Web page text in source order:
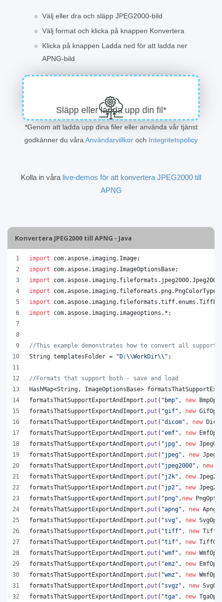
Välj eller dra och släpp JPEG2000-bild
Välj format och klicka på knappen Konvertera
Klicka på knappen Ladda ned för att ladda ner
APNG-bild
Släpp eller ladda upp din fil*
*Genom att ladda upp dina filer eller använda vår tjänst
godkänner du våra Användarvillkor och Integritetspolicy
Kolla in våra live-demos för att konvertera JPEG2000 till
APNG
Konvertera JPEG2000 till APNG - Java
import com.aspose. imaging. Image;
import
com.aspose. imaging. ImageOptionsBase;
import
com.aspose. imaging. fileformats . jpeg2000.
import
com.aspose. imaging. fileformats . png. PngColorType
import
com.aspose. imaging. fileformats .tiff.enums .
import
com.aspose. imaging. imageoptions .*;
//This example demonstrates how to convert all
String templatesFolder = "D:\\WorkDir\\ " ;
//Formats that support both - save and load
HashMap<String , ImageOptionsBase>
formatsThatSupportExportAndImport . put ( "bmp" , new
formatsThatSupportExportAndImport . put ( "gif" , new
formatsThatSupportExportAndImport . put ( "dicom" , new
formatsThatSupportExportAndImport . put ( "emf" , new
formatsThatSupportExportAndImport . put ( "jpg" , new
formatsThatSupportExportAndImport . put ( "jpeg" , new
formatsThatSupportExportAndImport . put ( "jpeg2000" , new
formatsThatSupportExportAndImport . put ( "j2k" , new
formatsThatSupportExportAndImport . put ( "jp2" , new
formatsThatSupportExportAndImport . put ( "png" , new
formatsThatSupportExportAndImport . put ( "apng" , new
formatsThatSupportExportAndImport . put ( "svg" , new
formatsThatSupportExportAndImport . put ( "tiff" , new
formatsThatSupportExportAndImport . put ( "tif" , new
formatsThatSupportExportAndImport . put ( "wmf" , new
formatsThatSupportExportAndImport . put ( "emz" , new
formatsThatSupportExportAndImport . put ( "wmz" , new
formatsThatSupportExportAndImport . put ( "svgz" , new
formatsThatSupportExportAndImport . put ( "tga" , new